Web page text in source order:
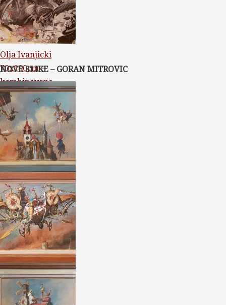
Olja Ivanjicki
70x100cm –
kombinovana
tehnika
NOVE SLIKE – GORAN MITROVIC
Goran Mitrovic
60x80cm
Goran Mitrovic
50x110cm